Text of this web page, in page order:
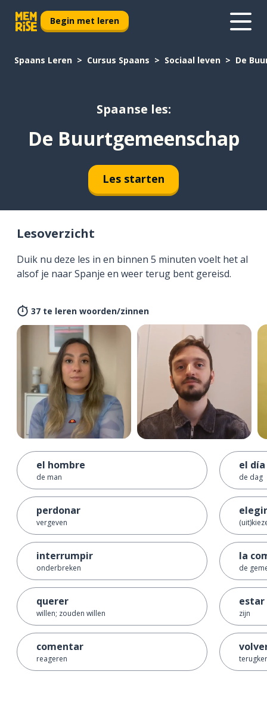
Begin met leren
Spaans Leren Cursus Spaans Sociaal leven De
Spaanse les:
De Buurtgemeenschap
Les starten
Lesoverzicht
Duik nu deze les in en binnen 5 minuten voelt het al
alsof je naar Spanje en weer terug bent gereisd.
37 te leren woorden/zinnen
el hombre
de man
perdonar
vergeven
interrumpir
onderbreken
querer
willen; zouden willen
comentar
reageren
el día
de dag
elegir
la
de
estar
zijn